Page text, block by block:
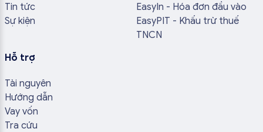
Tin tức
Sự kiện
EasyIn - Hóa đơn đầu vào
EasyPIT - Khấu trừ thuế
TNCN
Hỗ trợ
Tài nguyên
Hướng dẫn
Vay vốn
Tra cứu